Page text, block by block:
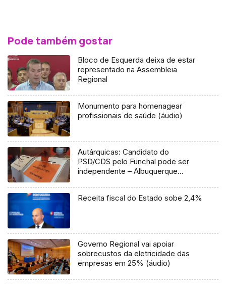
Pode também gostar
Bloco de Esquerda deixa de estar
representado na Assembleia
Regional
Monumento para homenagear
profissionais de saúde (áudio)
Autárquicas: Candidato do
PSD/CDS pelo Funchal pode ser
independente – Albuquerque
Receita fiscal do Estado sobe 2,4%
Governo Regional vai apoiar
sobrecustos da eletricidade das
empresas em 25% (áudio)